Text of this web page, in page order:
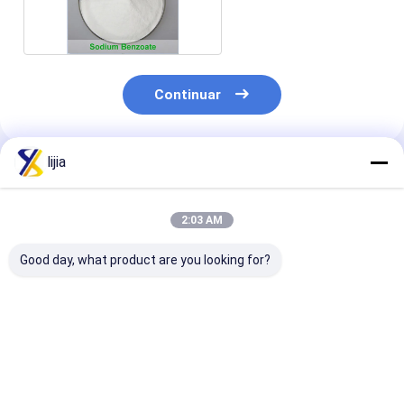
Continuar
Productos Recomendados
lijia
2:03 AM
Good day, what product are you looking for?